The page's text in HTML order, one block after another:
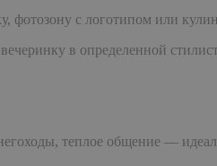
с логотипом или
в определенной
теплое общение —